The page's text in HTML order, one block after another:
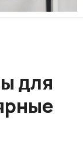
для